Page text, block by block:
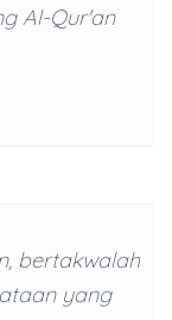
Al-Qur'an
bertakwalah
yang